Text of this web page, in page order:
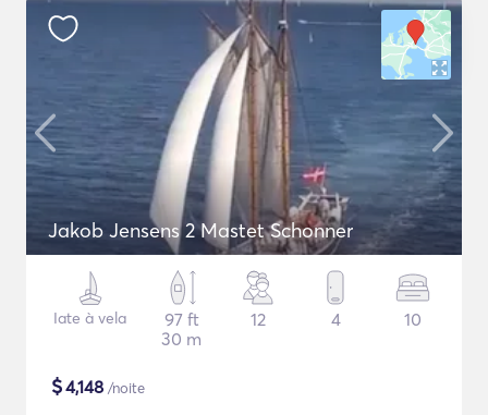
Jakob Jensens 2 Mastet Schonner
Iate à vela
97 ft
30 m
12 4 10
$4,148 /noite